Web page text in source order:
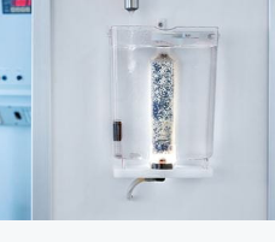
información